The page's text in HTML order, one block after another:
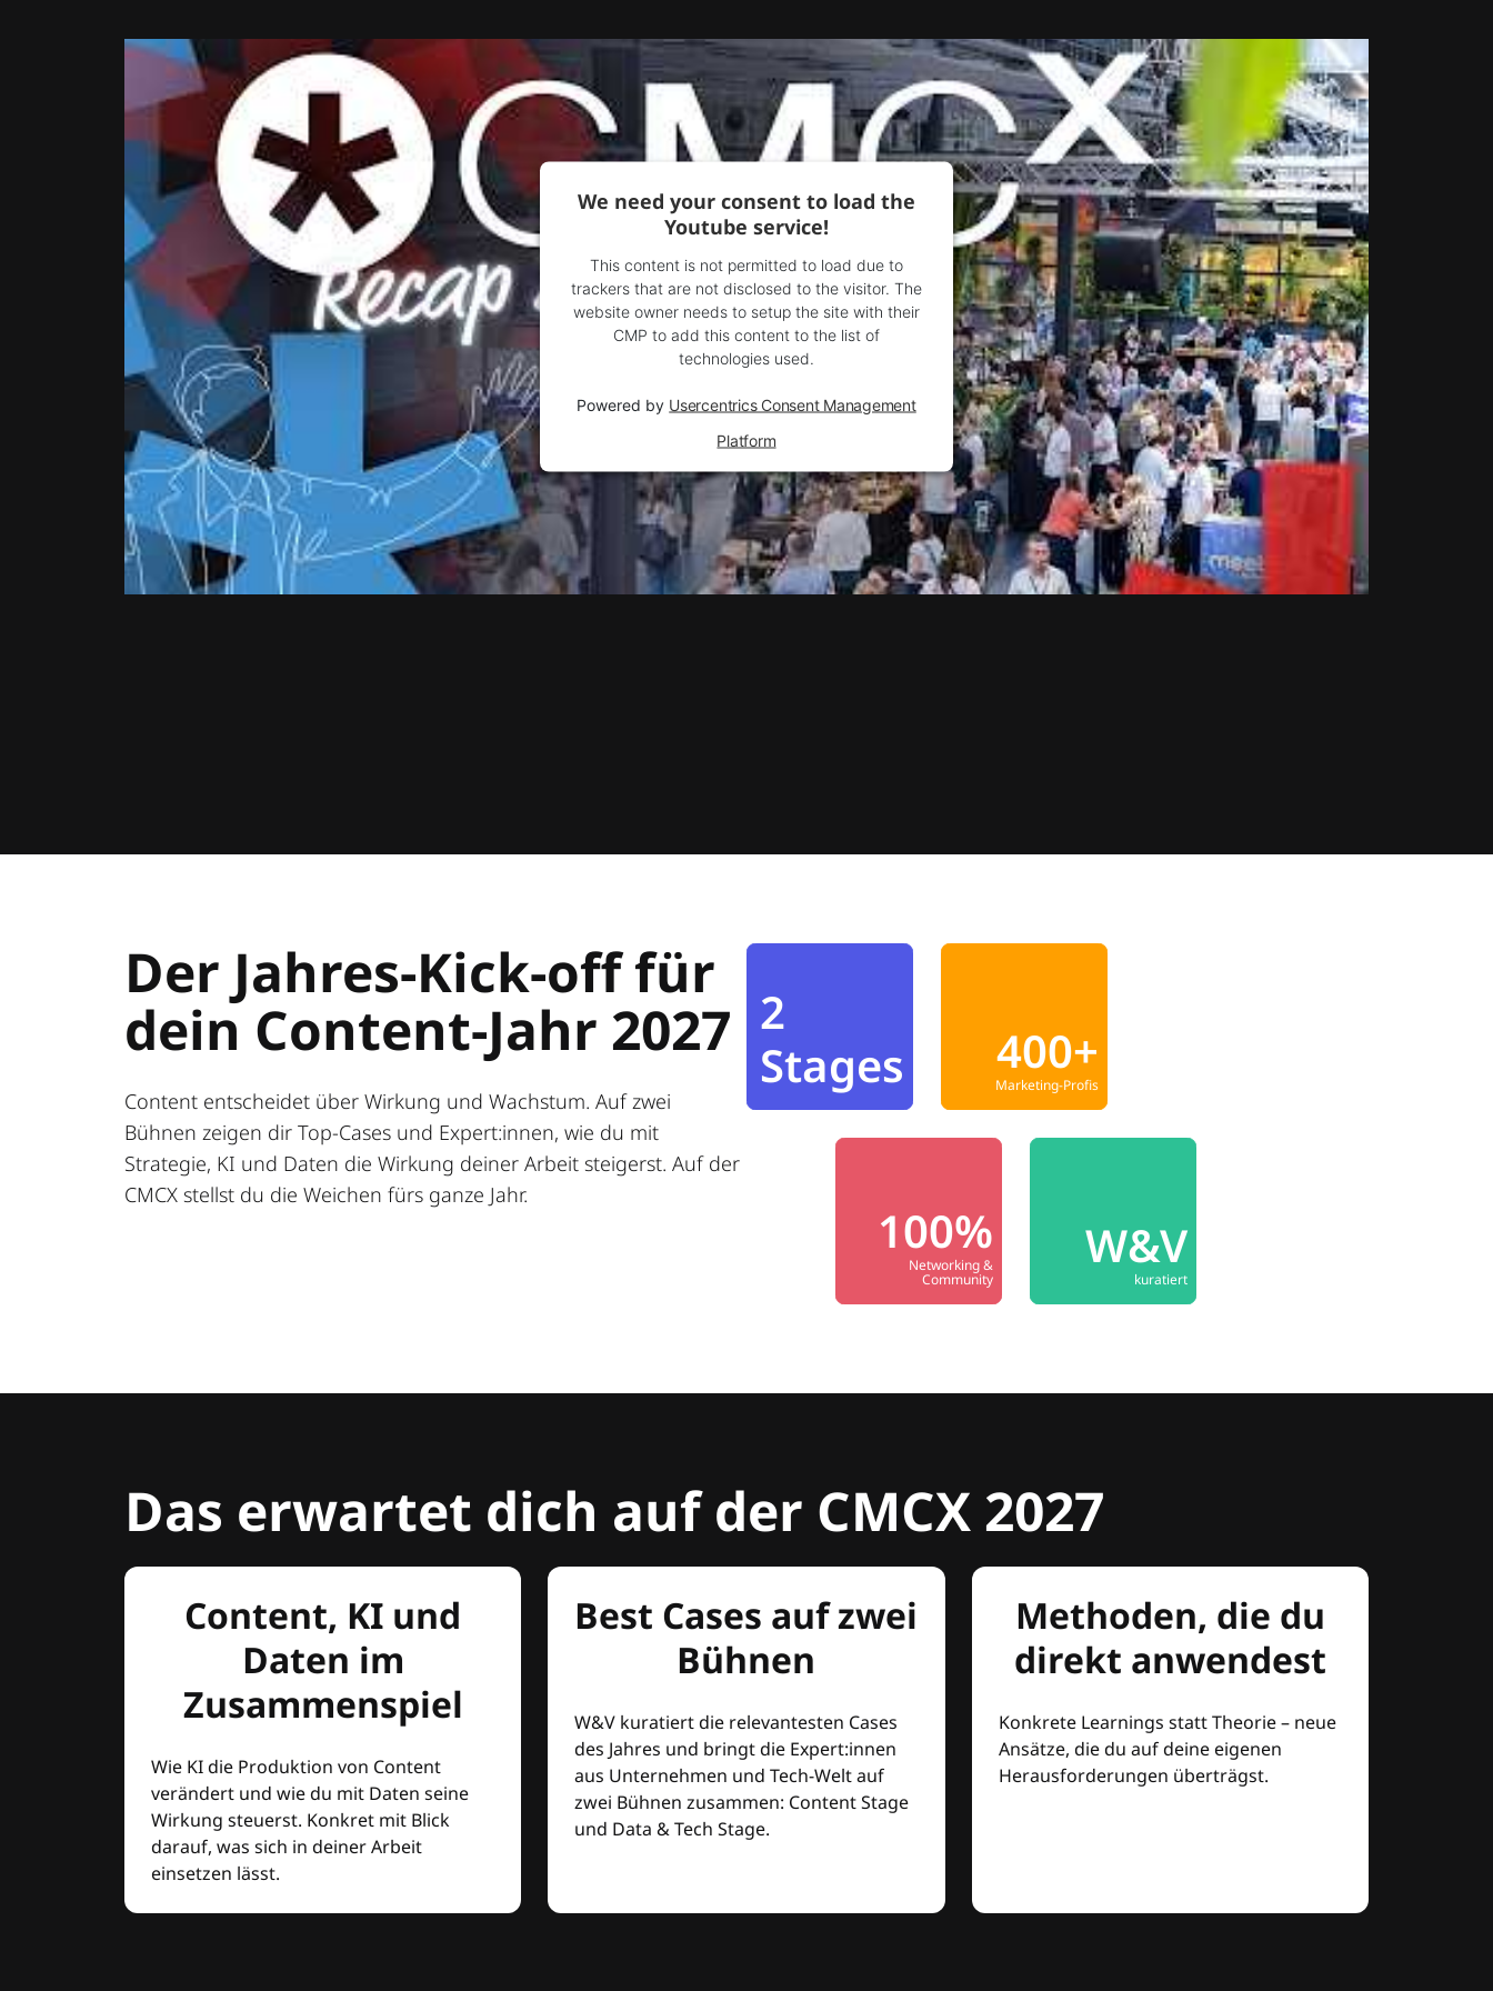
We need your consent to load the
Youtube service!
This content is not permitted to load due to
trackers that are not disclosed to the visitor. The
website owner needs to setup the site with their
CMP to add this content to the list of
technologies used.
Powered by Usercentrics Consent Management
Platform
Der Jahres-Kick-off für
dein Content-Jahr 2027
Content entscheidet über Wirkung und Wachstum. Auf zwei
Bühnen zeigen dir Top-Cases und Expert:innen, wie du mit
Strategie, KI und Daten die Wirkung deiner Arbeit steigerst. Auf der
CMCX stellst du die Weichen fürs ganze Jahr.
2
Stages
400+
Marketing-Profis
100%
Networking &
Community
W&V
kuratiert
Das erwartet dich auf der CMCX 2027
Content, KI und
Daten im
Zusammenspiel
Wie KI die Produktion von Content
verändert und wie du mit Daten seine
Wirkung steuerst. Konkret mit Blick
darauf, was sich in deiner Arbeit
einsetzen lässt.
Best Cases auf zwei
Bühnen
W&V kuratiert die relevantesten Cases
des Jahres und bringt die Expert:innen
aus Unternehmen und Tech-Welt auf
zwei Bühnen zusammen: Content Stage
und Data & Tech Stage.
Methoden, die du
direkt anwendest
Konkrete Learnings statt Theorie – neue
Ansätze, die du auf deine eigenen
Herausforderungen überträgst.